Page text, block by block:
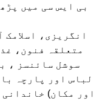
بی ایس سی میں
انگریزی،
متعلقہ فنون،
سوشل سائنسز ،
لباس اور پارچہ
اور مکان)